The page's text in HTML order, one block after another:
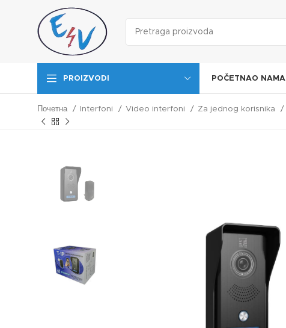
PROIZVODI POČETNAO NAMA
Почетна Interfoni Video interfoni Za jednog korisnika